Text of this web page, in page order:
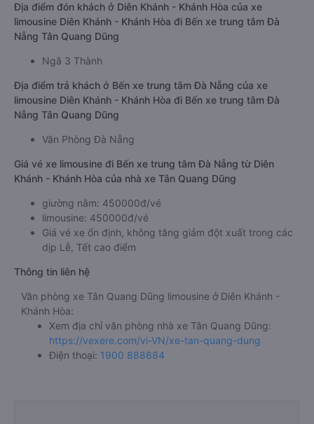
Địa điểm đón khách ở Diên Khánh - Khánh Hòa của xe
limousine Diên Khánh - Khánh Hòa đi Bến xe trung tâm Đà
Nẵng Tân Quang Dũng
Ngã 3 Thành
Địa điểm trả khách ở Bến xe trung tâm Đà Nẵng của xe
limousine Diên Khánh - Khánh Hòa đi Bến xe trung tâm Đà
Nẵng Tân Quang Dũng
Văn Phòng Đà Nẵng
Giá vé xe limousine đi Bến xe trung tâm Đà Nẵng từ Diên
Khánh - Khánh Hòa của nhà xe Tân Quang Dũng
giường nằm: 450000đ/vé
limousine: 450000đ/vé
Giá vé xe ổn định, không tăng giảm đột xuất trong các
dịp Lễ, Tết cao điểm
Thông tin liên hệ
Văn phòng xe Tân Quang Dũng limousine ở Diên Khánh -
Khánh Hòa:
Xem địa chỉ văn phòng nhà xe Tân Quang Dũng:
https://vexere.com/vi-VN/xe-tan-quang-dung
Điện thoại: 1900 888684